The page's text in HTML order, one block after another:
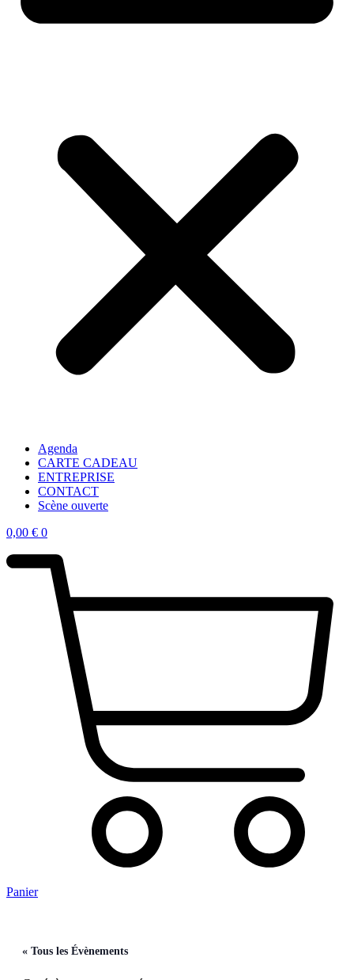
Agenda
CARTE CADEAU
ENTREPRISE
CONTACT
Scène ouverte
0,00 € 0
Panier
« Tous les Évènements